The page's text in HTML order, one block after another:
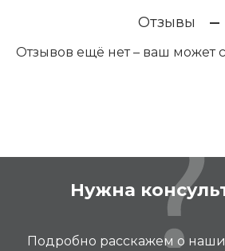
Отзывы
Отзывов ещё нет – ваш может
Нужна
Подробно расскажем о